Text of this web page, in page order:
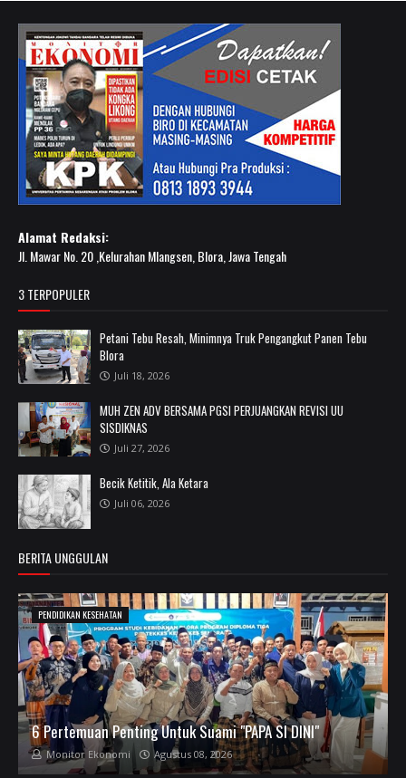
Alamat Redaksi:
Jl. Mawar No. 20 ,Kelurahan Mlangsen, Blora, Jawa Tengah
3 TERPOPULER
Petani Tebu Resah, Minimnya Truk Pengangkut Panen Tebu
Blora
Juli 18, 2026
MUH ZEN ADV BERSAMA PGSI PERJUANGKAN REVISI UU
SISDIKNAS
Juli 27, 2026
Becik Ketitik, Ala Ketara
Juli 06, 2026
BERITA UNGGULAN
PENDIDIKAN KESEHATAN
6 Pertemuan Penting Untuk Suami "PAPA SI DINI"
Monitor Ekonomi Agustus 08, 2026